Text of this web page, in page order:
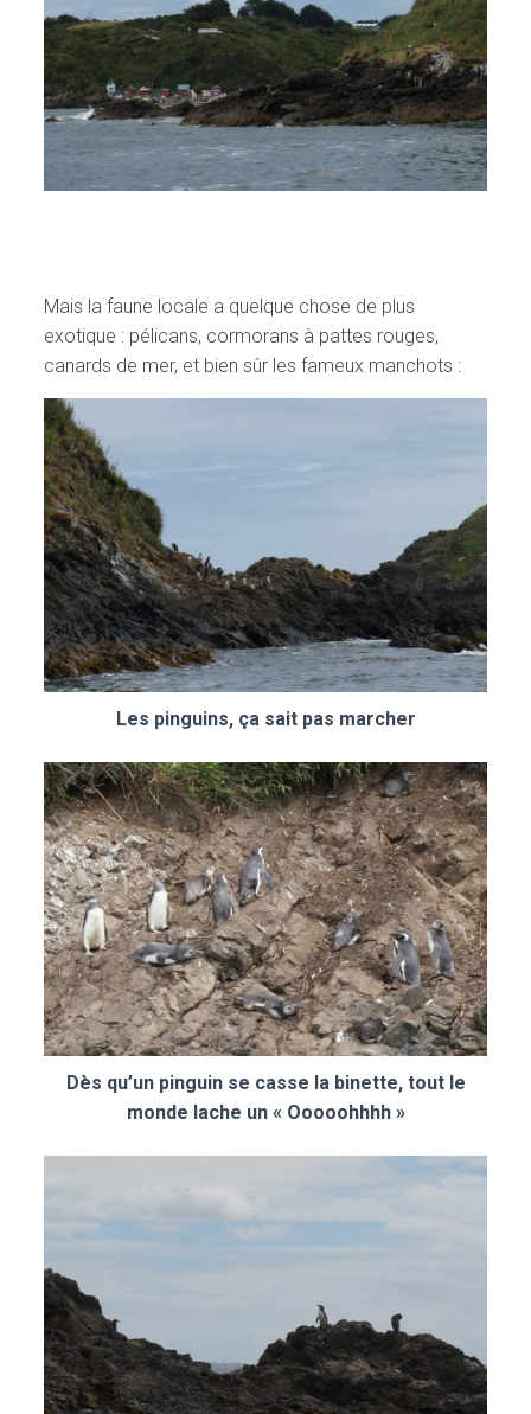
Mais la faune locale a quelque chose de plus
exotique : pélicans, cormorans à pattes rouges,
canards de mer, et bien sûr les fameux manchots :
Les pinguins, ça sait pas marcher
Dès qu’un pinguin se casse la binette, tout le
monde lache un « Ooooohhhh »